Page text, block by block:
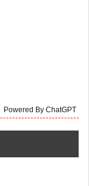
Powered By ChatGPT